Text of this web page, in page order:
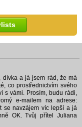
dívka a já jsem rád, že má
co prostřednictvím svého
s vámi. Prosím, budu rádi,
e-mailem na adrese:
se navzájem víc lepší a já
OK. Tvůj přítel Juliana